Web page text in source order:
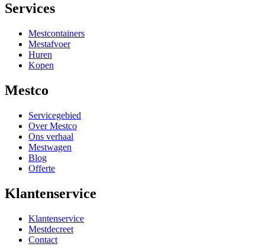
Services
Mestcontainers
Mestafvoer
Huren
Kopen
Mestco
Servicegebied
Over Mestco
Ons verhaal
Mestwagen
Blog
Offerte
Klantenservice
Klantenservice
Mestdecreet
Contact